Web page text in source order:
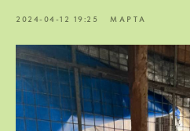
2024-04-12 19:25 МАРТА